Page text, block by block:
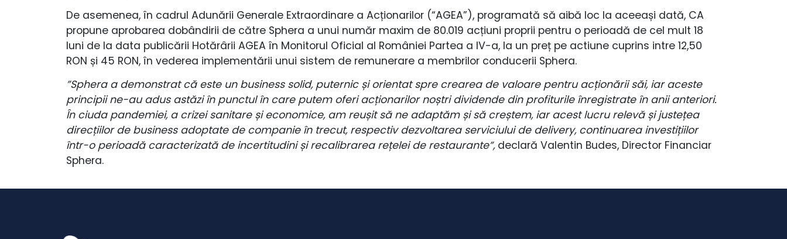
De asemenea, în cadrul Adunării Generale Extraordinare a Acționarilor (“AGEA”), programată să aibă loc la aceeași dată, CA
propune aprobarea dobândirii de către Sphera a unui număr maxim de 80.019 acțiuni proprii pentru o perioadă de cel mult 18
luni de la data publicării Hotărârii AGEA în Monitorul Oficial al României Partea a IV-a, la un preț pe actiune cuprins intre 12,50
RON și 45 RON, în vederea implementării unui sistem de remunerare a membrilor conducerii Sphera.
”Sphera a demonstrat că este un business solid, puternic și orientat spre crearea de valoare pentru acționării săi, iar aceste
principii ne-au adus astăzi în punctul în care putem oferi acționarilor noștri dividende din profiturile înregistrate în anii anteriori.
În ciuda pandemiei, a crizei sanitare și economice, am reușit să ne adaptăm și să creștem, iar acest lucru relevă și justețea
direcțiilor de business adoptate de companie în trecut, respectiv dezvoltarea serviciului de delivery, continuarea investițiilor
într-o perioadă caracterizată de incertitudini și recalibrarea rețelei de restaurante”, declară Valentin Budes, Director Financiar
Sphera.